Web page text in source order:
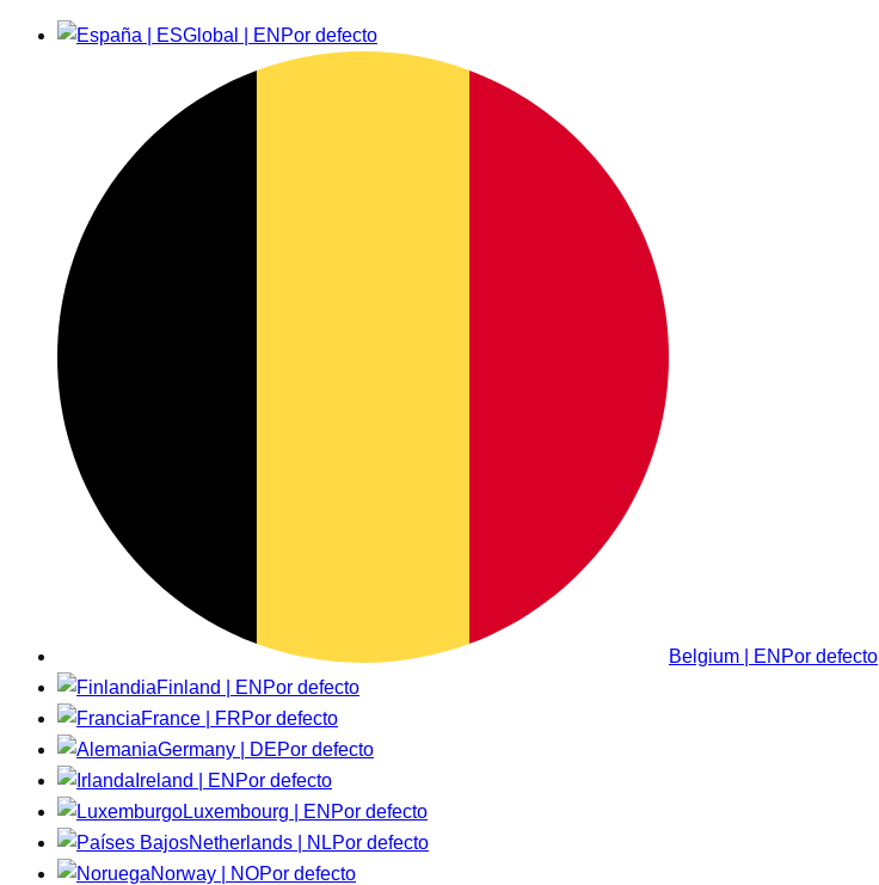
Global | EN Por defecto
Belgium | EN Por defecto
Finland | EN Por defecto
France | FRPor defecto
Germany | DEPor defecto
Ireland | EN Por defecto
Luxembourg | EN Por defecto
Netherlands | NLPor defecto
Norway | NOPor defecto